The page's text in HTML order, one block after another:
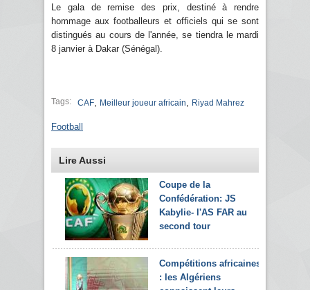
Le gala de remise des prix, destiné à rendre
hommage aux footballeurs et officiels qui se sont
distingués au cours de l'année, se tiendra le mardi
8 janvier à Dakar (Sénégal).
Tags: CAF Meilleur joueur africain Riyad Mahrez
Football
Lire Aussi
Coupe de la
Confédération: JS
Kabylie- l'AS FAR au
second tour
Compétitions africaines
: les Algériens